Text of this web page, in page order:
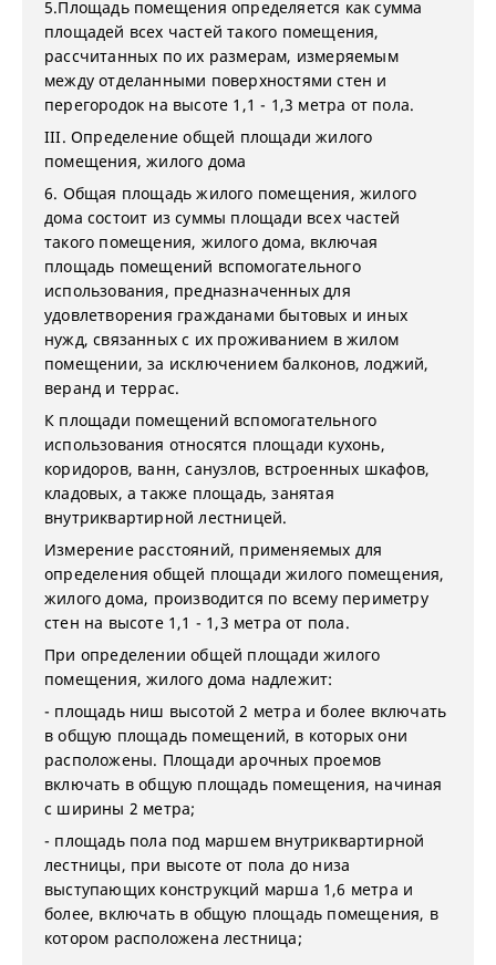
5.Площадь помещения определяется как сумма
площадей всех частей такого помещения,
рассчитанных по их размерам, измеряемым
между отделанными поверхностями стен и
перегородок на высоте 1,1 - 1,3 метра от пола.
III. Определение общей площади жилого
помещения, жилого дома
6. Общая площадь жилого помещения, жилого
дома состоит из суммы площади всех частей
такого помещения, жилого дома, включая
площадь помещений вспомогательного
использования, предназначенных для
удовлетворения гражданами бытовых и иных
нужд, связанных с их проживанием в жилом
помещении, за исключением балконов, лоджий,
веранд и террас.
К площади помещений вспомогательного
использования относятся площади кухонь,
коридоров, ванн, санузлов, встроенных шкафов,
кладовых, а также площадь, занятая
внутриквартирной лестницей.
Измерение расстояний, применяемых для
определения общей площади жилого помещения,
жилого дома, производится по всему периметру
стен на высоте 1,1 - 1,3 метра от пола.
При определении общей площади жилого
помещения, жилого дома надлежит:
- площадь ниш высотой 2 метра и более включать
в общую площадь помещений, в которых они
расположены. Площади арочных проемов
включать в общую площадь помещения, начиная
с ширины 2 метра;
- площадь пола под маршем внутриквартирной
лестницы, при высоте от пола до низа
выступающих конструкций марша 1,6 метра и
более, включать в общую площадь помещения, в
котором расположена лестница;